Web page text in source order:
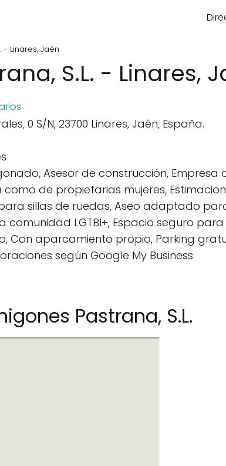
- Linares, Jaén
S.L. - Linares,
0 S/N, 23700 Linares, Jaén, España.
Asesor de construcción, Empresa
como de propietarias mujeres,
sillas de ruedas, Aseo adaptado
comunidad LGTBI+, Espacio seguro
Con aparcamiento propio, Parking
según Google My Business.
Pastrana, S.L.